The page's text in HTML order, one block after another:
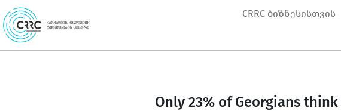
Skip
to
content
CRRC ბიზნესისთვის
Only 23% of Georgians